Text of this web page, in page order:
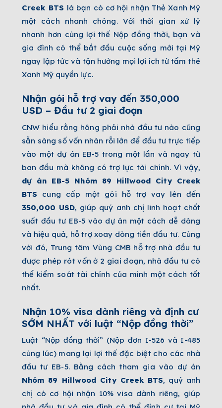
Creek BTS là bạn có cơ hội nhận Thẻ Xanh Mỹ
một cách nhanh chóng. Với thời gian xử lý
nhanh hơn cùng lợi thế Nộp đồng thời, bạn và
gia đình có thể bắt đầu cuộc sống mới tại Mỹ
ngay lập tức và tận hưởng mọi lợi ích từ tấm thẻ
Xanh Mỹ quyền lực.
Nhận gói hỗ trợ vay đến 350,000
USD – Đầu tư 2 giai đoạn
CNW hiểu rằng hông phải nhà đầu tư nào cũng
sẵn sàng số vốn nhàn rỗi lớn để đầu tư trực tiếp
vào một dự án EB-5 trong một lần và ngay từ
ban đầu mà không có trợ lực tài chính. Vì vậy,
dự án EB-5 Nhóm 89 Hillwood City Creek
BTS cung cấp một gói hỗ trợ vay lên đến
350,000 USD, giúp quý anh chị linh hoạt chốt
suất đầu tư EB-5 vào dự án một cách dễ dàng
và hiệu quả, hỗ trợ xoay dòng tiền đầu tư. Cùng
với đó, Trung tâm Vùng CMB hỗ trợ nhà đầu tư
được phép rót vốn ở 2 giai đoạn, nhà đầu tư có
thể kiểm soát tài chính của mình một cách tốt
nhất.
Nhận 10% visa dành riêng và định cư
SỚM NHẤT với luật “Nộp đồng thời”
Luật “Nộp đồng thời” (Nộp đơn I-526 và I-485
cùng lúc) mang lại lợi thế đặc biệt cho các nhà
đầu tư EB-5. Bằng cách tham gia vào dự án
Nhóm 89 Hillwood City Creek BTS, quý anh
chị có cơ hội nhận 10% visa dành riêng, giúp